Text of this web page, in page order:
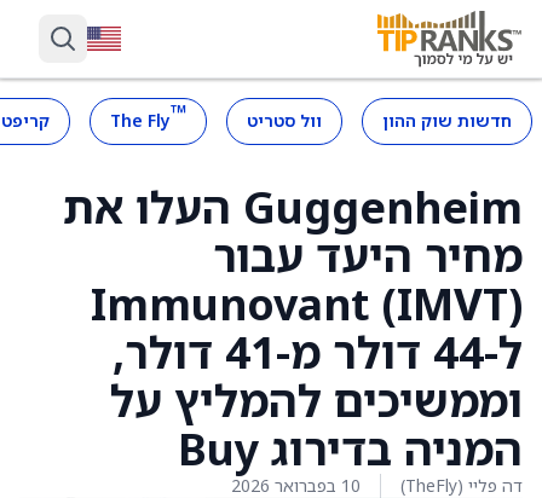
חדשות שוק ההון וול סטריט ™
The Fly
Guggenheim העלו את
מחיר היעד עבור
Immunovant (IMVT)
ל-44 דולר מ-41 דולר,
וממשיכים להמליץ על
המניה בדירוג Buy
דה פליי (TheFly) 10 בפברואר 2026